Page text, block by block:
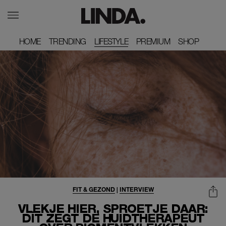
HOME
HOME TRENDING
TRENDING LIFESTYLE PREMIUM
PREMIUM SHOP
SHOP
VLEKJE HIER, SPROETJE DAAR:
DÍT ZEGT DE HUIDTHERAPEUT
FIT & GEZOND| INTERVIEW